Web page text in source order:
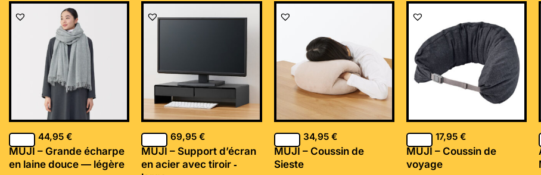
44,95 €
MUJI – Grande écharpe
en laine douce — légère
69,95€
MUJI – Support d’écran
en acier avec tiroir ‐
34,95 €
MUJI – Coussin de
Sieste
17,95 €
MUJI – Coussin de
voyage